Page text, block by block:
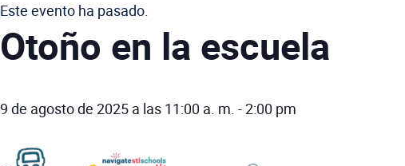
Este evento ha pasado.
Otoño en la escuela
9 de agosto de 2025 a las 11:00 a. m. -2:00 pm